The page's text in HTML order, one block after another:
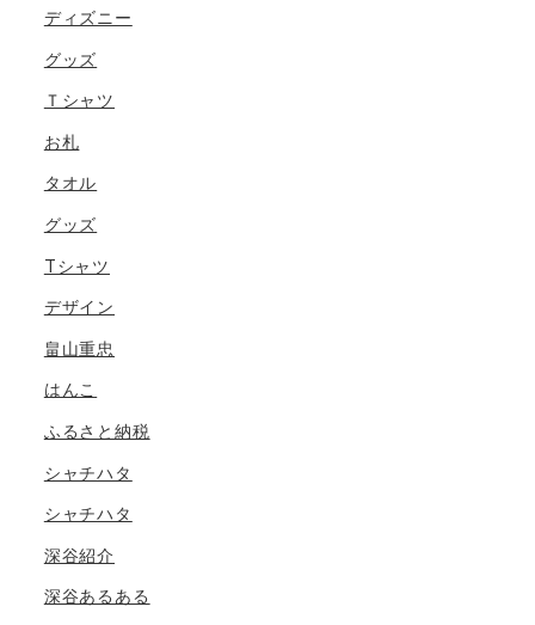
ディズニー
グッズ
Ｔシャツ
お札
タオル
グッズ
Tシャツ
デザイン
畠山重忠
はんこ
ふるさと納税
シャチハタ
シャチハタ
深谷紹介
深谷あるある